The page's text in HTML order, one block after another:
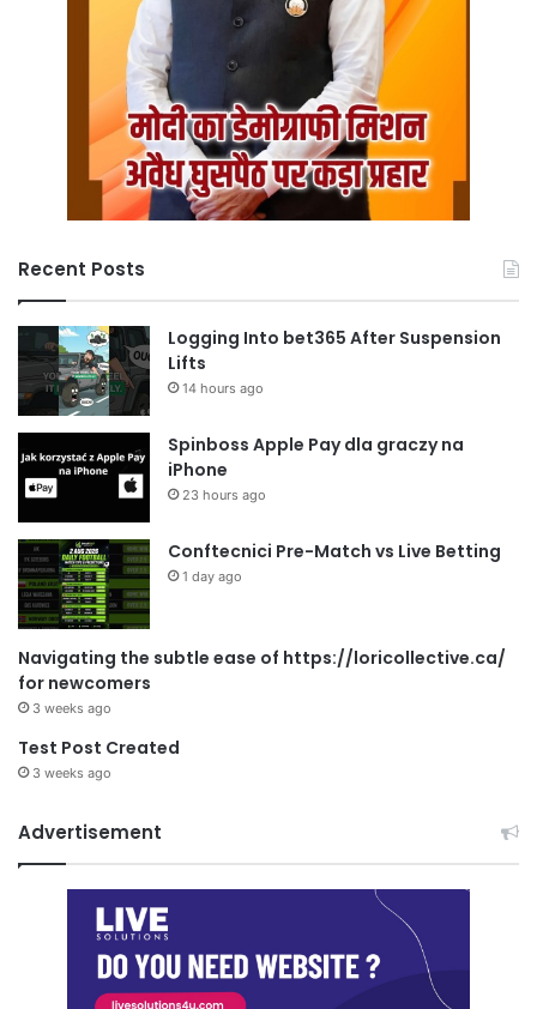
Recent Posts
Logging Into bet365 After Suspension
Lifts
14 hours ago
Spinboss Apple Pay dla graczy na
iPhone
23 hours ago
Conftecnici Pre-Match vs Live Betting
1 day ago
Navigating the subtle ease of https://loricollective.ca/
for newcomers
3 weeks ago
Test Post Created
3 weeks ago
Advertisement